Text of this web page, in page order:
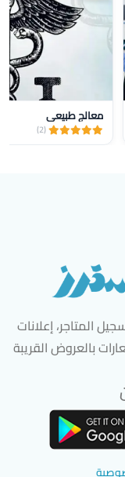
معالج طبيعي
(2)
المتاجر، إعلانات
بالعروض القريبة